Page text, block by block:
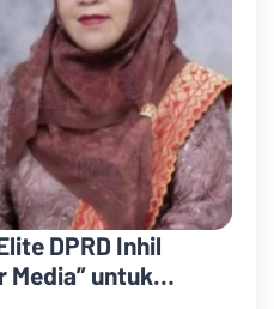
DPRD Inhil
Media” untuk